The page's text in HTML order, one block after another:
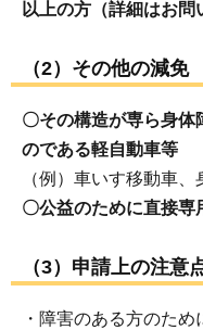
以上の方（詳細はお問
（2）その他の減免
〇その構造が専ら身体
のである軽自動車等
（例）車いす移動車
〇公益のために直接専
（3）申請上の注意
・障害のある方のた